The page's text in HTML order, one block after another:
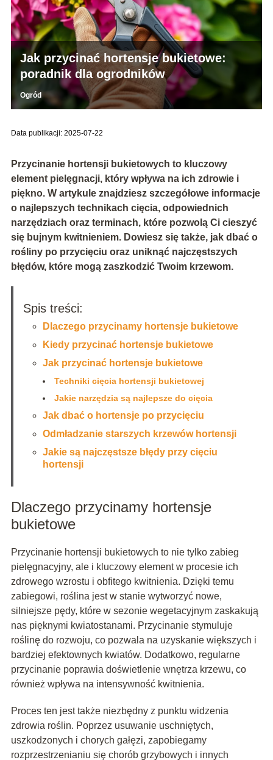
Jak przycinać hortensje bukietowe:
poradnik dla ogrodników
Ogród
Data publikacji: 2025-07-22
Przycinanie hortensji bukietowych to kluczowy
element pielęgnacji, który wpływa na ich zdrowie i
piękno. W artykule znajdziesz szczegółowe informacje
o najlepszych technikach cięcia, odpowiednich
narzędziach oraz terminach, które pozwolą Ci cieszyć
się bujnym kwitnieniem. Dowiesz się także, jak dbać o
rośliny po przycięciu oraz uniknąć najczęstszych
błędów, które mogą zaszkodzić Twoim krzewom.
Spis treści:
Dlaczego przycinamy hortensje bukietowe
Kiedy przycinać hortensje bukietowe
Jak przycinać hortensje bukietowe
Techniki cięcia hortensji bukietowej
Jakie narzędzia są najlepsze do cięcia
Jak dbać o hortensje po przycięciu
Odmładzanie starszych krzewów hortensji
Jakie są najczęstsze błędy przy cięciu
hortensji
Dlaczego przycinamy hortensje
bukietowe
Przycinanie hortensji bukietowych to nie tylko zabieg
pielęgnacyjny, ale i kluczowy element w procesie ich
zdrowego wzrostu i obfitego kwitnienia. Dzięki temu
zabiegowi, roślina jest w stanie wytworzyć nowe,
silniejsze pędy, które w sezonie wegetacyjnym zaskakują
nas pięknymi kwiatostanami. Przycinanie stymuluje
roślinę do rozwoju, co pozwala na uzyskanie większych i
bardziej efektownych kwiatów. Dodatkowo, regularne
przycinanie poprawia doświetlenie wnętrza krzewu, co
również wpływa na intensywność kwitnienia.
Proces ten jest także niezbędny z punktu widzenia
zdrowia roślin. Poprzez usuwanie uschniętych,
uszkodzonych i chorych gałęzi, zapobiegamy
rozprzestrzenianiu się chorób grzybowych i innych